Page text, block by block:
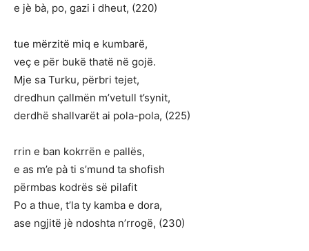
e jè bà, po, gazi i dheut, (220)
tue mërzitë miq e kumbarë,
veç e për bukë thatë në gojë.
Mje sa Turku, përbri tejet,
dredhun çallmën m’vetull t’synit,
derdhë shallvarët ai pola-pola, (225)
rrin e ban kokrrën e pallës,
e as m’e pà ti s’mund ta shofish
përmbas kodrës së pilafit
Po a thue, t’la ty kamba e dora,
ase ngjitë jè ndoshta n’rrogë, (230)